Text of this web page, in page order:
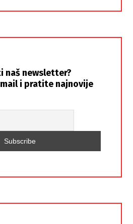
naš newsletter?
i pratite najnovije